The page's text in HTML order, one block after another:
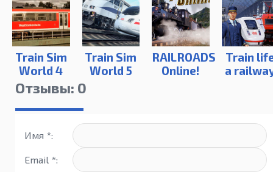
Train Sim
World 4
Train Sim
World 5
RAILROADS
Online!
Train
a
Отзывы: 0
Имя *:
Email *: